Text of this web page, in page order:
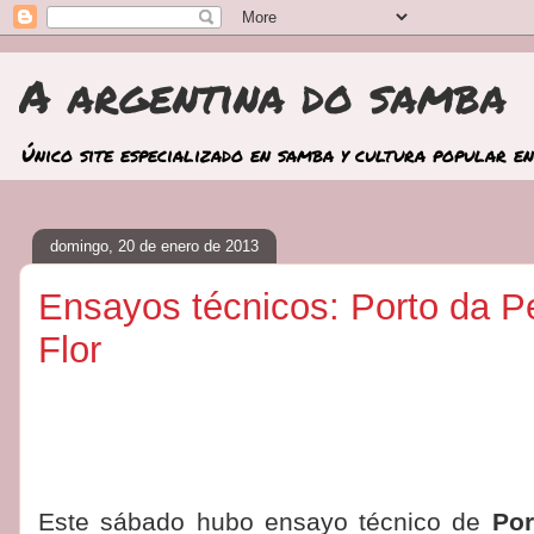
A argentina do samba
Único site especializado en samba y cultura popular
domingo, 20 de enero de 2013
Ensayos técnicos: Porto da
Flor
Este sábado hubo ensayo técnico de